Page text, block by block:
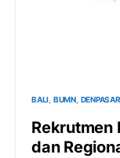
BALI BUMN DENPASAR
Rekrutmen
dan